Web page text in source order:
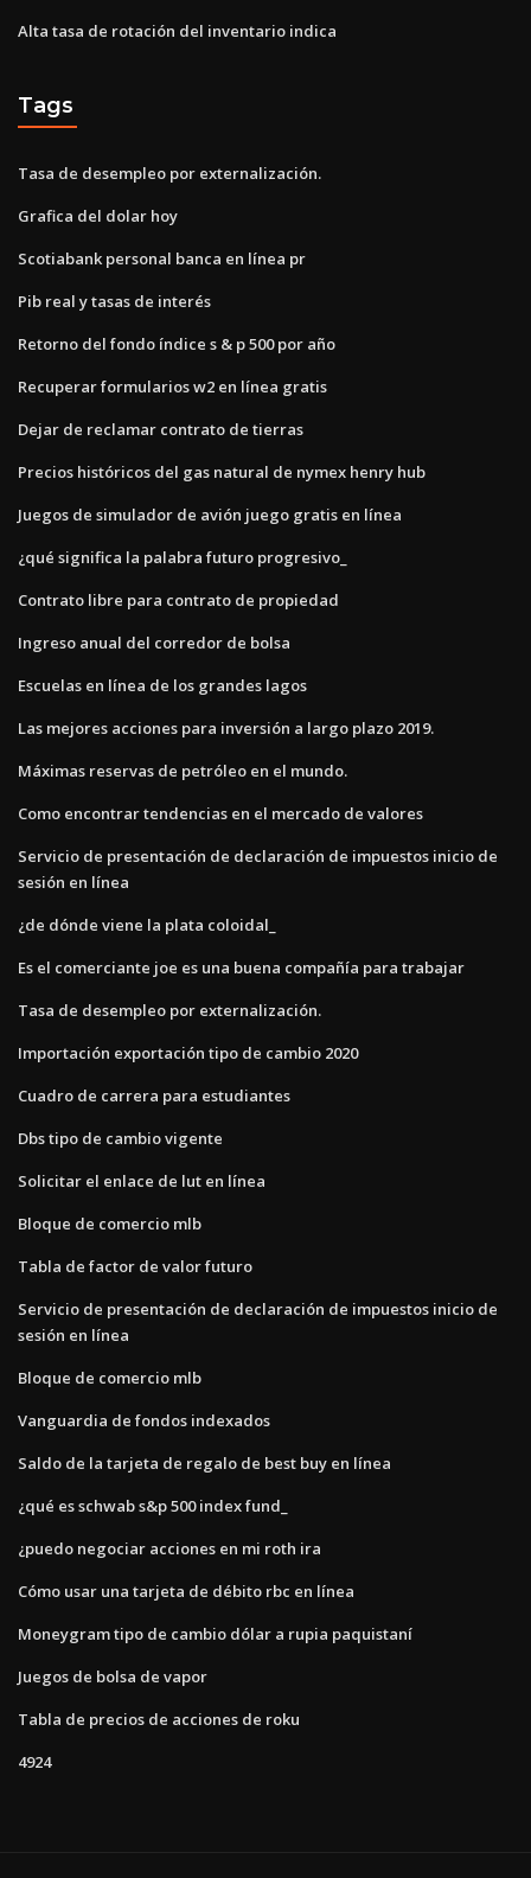
Alta tasa de rotación del inventario indica
Tags
Tasa de desempleo por externalización.
Grafica del dolar hoy
Scotiabank personal banca en línea pr
Pib real y tasas de interés
Retorno del fondo índice s & p 500 por año
Recuperar formularios w2 en línea gratis
Dejar de reclamar contrato de tierras
Precios históricos del gas natural de nymex henry hub
Juegos de simulador de avión juego gratis en línea
¿qué significa la palabra futuro progresivo_
Contrato libre para contrato de propiedad
Ingreso anual del corredor de bolsa
Escuelas en línea de los grandes lagos
Las mejores acciones para inversión a largo plazo 2019.
Máximas reservas de petróleo en el mundo.
Como encontrar tendencias en el mercado de valores
Servicio de presentación de declaración de impuestos inicio de
sesión en línea
¿de dónde viene la plata coloidal_
Es el comerciante joe es una buena compañía para trabajar
Tasa de desempleo por externalización.
Importación exportación tipo de cambio 2020
Cuadro de carrera para estudiantes
Dbs tipo de cambio vigente
Solicitar el enlace de lut en línea
Bloque de comercio mlb
Tabla de factor de valor futuro
Servicio de presentación de declaración de impuestos inicio de
sesión en línea
Bloque de comercio mlb
Vanguardia de fondos indexados
Saldo de la tarjeta de regalo de best buy en línea
¿qué es schwab s&p 500 index fund_
¿puedo negociar acciones en mi roth ira
Cómo usar una tarjeta de débito rbc en línea
Moneygram tipo de cambio dólar a rupia paquistaní
Juegos de bolsa de vapor
Tabla de precios de acciones de roku
4924